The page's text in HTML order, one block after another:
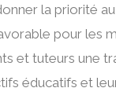
la priorité
pour les
et tuteurs une
éducatifs et